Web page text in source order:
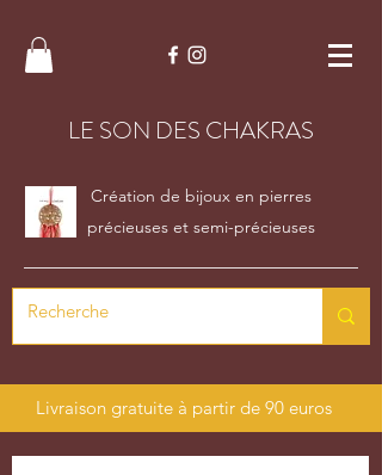
LE SON DES CHAKRAS
Création de bijoux en pierres
précieuses et semi-précieuses
Livraison gratuite à partir de 90 euros